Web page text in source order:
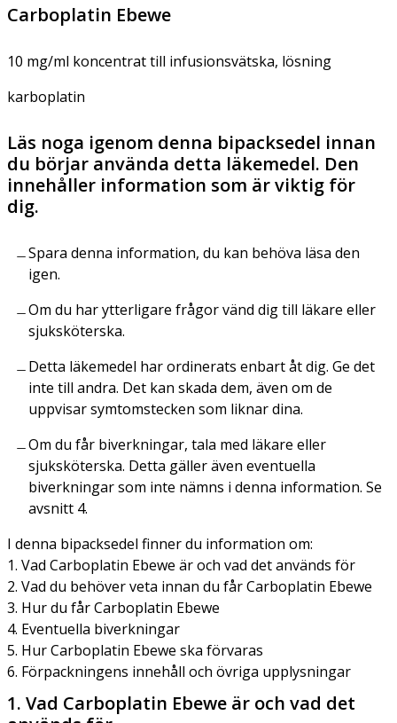
Carboplatin Ebewe
10 mg/ml koncentrat till infusionsvätska, lösning
karboplatin
Läs noga igenom denna bipacksedel innan
du börjar använda detta läkemedel. Den
innehåller information som är viktig för
dig.
Spara denna information, du kan behöva läsa den
igen.
Om du har ytterligare frågor vänd dig till läkare eller
sjuksköterska.
Detta läkemedel har ordinerats enbart åt dig. Ge det
inte till andra. Det kan skada dem, även om de
uppvisar symtomstecken som liknar dina.
Om du får biverkningar, tala med läkare eller
sjuksköterska. Detta gäller även eventuella
biverkningar som inte nämns i denna information. Se
avsnitt 4.
I denna bipacksedel finner du information om:
1. Vad Carboplatin Ebewe är och vad det används för
2. Vad du behöver veta innan du får Carboplatin Ebewe
3. Hur du får Carboplatin Ebewe
4. Eventuella biverkningar
5. Hur Carboplatin Ebewe ska förvaras
6. Förpackningens innehåll och övriga upplysningar
1. Vad Carboplatin Ebewe är och vad det